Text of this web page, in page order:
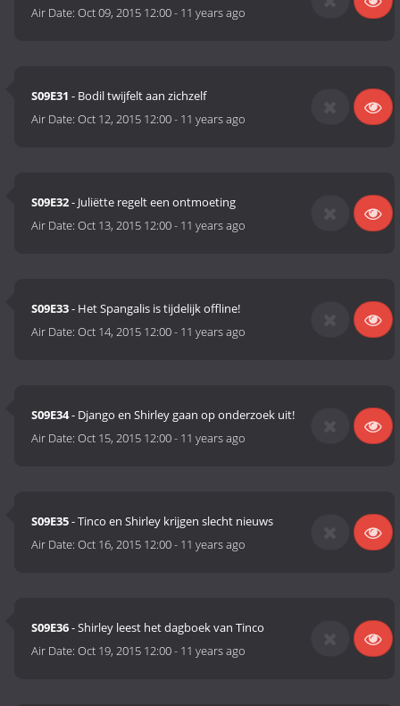
Air Date:Oct 09, 2015 12:00- 11 years ago
S09E31 - Bodil twijfelt aan zichzelf
Air Date:Oct 12, 2015 12:00- 11 years ago
S09E32- Juliëtte regelt een ontmoeting
Air Date:Oct 13, 2015 12:00- 11 years ago
S09E33- Het Spangalis is tijdelijk offline!
Air Date:Oct 14, 2015 12:00- 11 years ago
S09E34- Django en Shirley gaan op onderzoek uit!
Air Date:Oct 15, 2015 12:00- 11 years ago
S09E35- Tinco en Shirley krijgen slecht nieuws
Air Date:Oct 16, 2015 12:00- 11 years ago
S09E36- Shirley leest het dagboek van Tinco
Air Date:Oct 19, 2015 12:00- 11 years ago